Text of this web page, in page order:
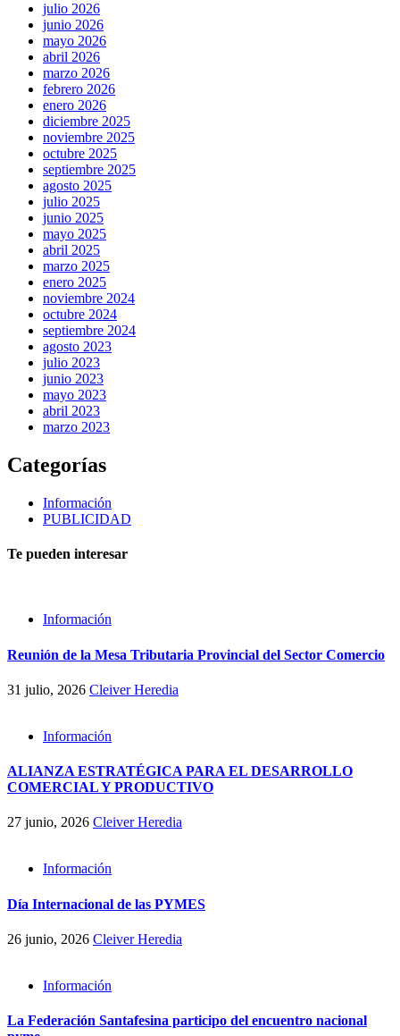
julio 2026
junio 2026
mayo 2026
abril 2026
marzo 2026
febrero 2026
enero 2026
diciembre 2025
noviembre 2025
octubre 2025
septiembre 2025
agosto 2025
julio 2025
junio 2025
mayo 2025
abril 2025
marzo 2025
enero 2025
noviembre 2024
octubre 2024
septiembre 2024
agosto 2023
julio 2023
junio 2023
mayo 2023
abril 2023
marzo 2023
Categorías
Información
PUBLICIDAD
Te pueden interesar
Información
Reunión de la Mesa Tributaria Provincial del Sector Comercio
31 julio, 2026 Cleiver Heredia
Información
ALIANZA ESTRATÉGICA PARA EL DESARROLLO
COMERCIAL Y PRODUCTIVO
27 junio, 2026 Cleiver Heredia
Información
Día Internacional de las PYMES
26 junio, 2026 Cleiver Heredia
Información
La Federación Santafesina participo del encuentro nacional